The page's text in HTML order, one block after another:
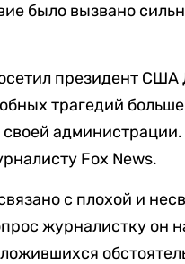
было вызвано
президент
трагедий
Fox News.
с плохой и
журналистку он